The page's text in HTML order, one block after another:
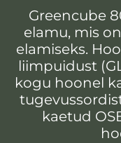
Greencube
elamu, mis
elamiseks.
liimpuidust
kogu hoonel
kaetud